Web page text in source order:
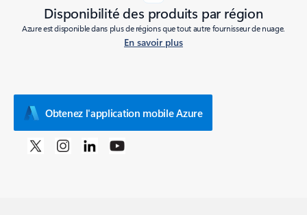
Disponibilité des produits par région
Azure est disponible dans plus de régions que tout autre fournisseur de nuage.
En savoir plus
Obtenez l'application mobile Azure